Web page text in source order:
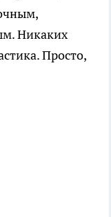
Никаких
Просто,